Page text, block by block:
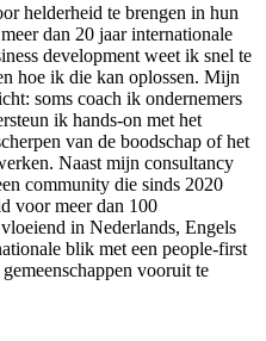
helderheid te brengen in hun
dan 20 jaar internationale
development weet ik snel te
hoe ik die kan oplossen. Mijn
soms coach ik ondernemers
ik hands-on met het
van de boodschap of het
Naast mijn consultancy
community die sinds 2020
voor meer dan 100
in Nederlands, Engels
blik met een people-first
vooruit te